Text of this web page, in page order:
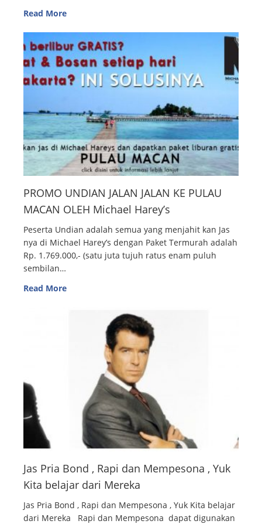
Read More
PROMO UNDIAN JALAN JALAN KE PULAU
MACAN OLEH Michael Harey’s
Peserta Undian adalah semua yang menjahit kan Jas
nya di Michael Harey’s dengan Paket Termurah adalah
Rp. 1.769.000,- (satu juta tujuh ratus enam puluh
sembilan…
Read More
Jas Pria Bond , Rapi dan Mempesona , Yuk
Kita belajar dari Mereka
Jas Pria Bond , Rapi dan Mempesona , Yuk Kita belajar
dari Mereka Rapi dan Mempesona dapat digunakan